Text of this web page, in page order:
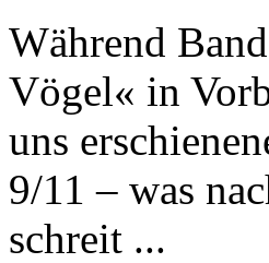
Während
Vögel« in
uns
9/11 – was
schreit ...